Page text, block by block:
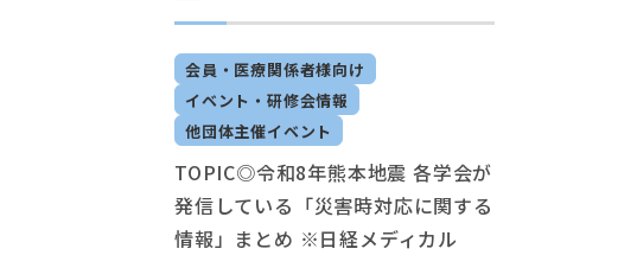
会員・医療関係者様向け
イベント・研修会情報
他団体主催イベント
TOPIC◎令和8年熊本地震 各学会が
発信している「災害時対応に関する
情報」まとめ ※日経メディカル